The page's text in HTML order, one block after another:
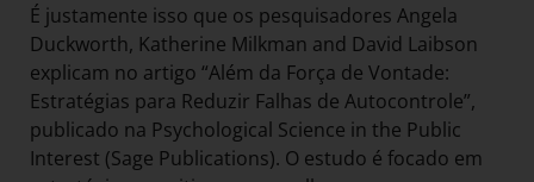
É justamente isso que os pesquisadores Angela
Duckworth, Katherine Milkman and David Laibson
explicam no artigo “Além da Força de Vontade:
Estratégias para Reduzir Falhas de Autocontrole”,
publicado na Psychological Science in the Public
Interest (Sage Publications). O estudo é focado em